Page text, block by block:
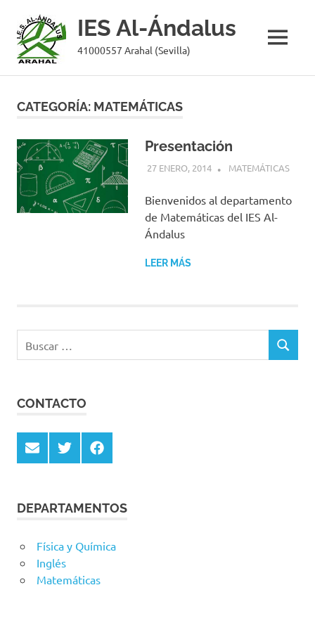
contenido
IES Al-Ándalus
41000557 Arahal (Sevilla) MENÚ
CATEGORÍA: MATEMÁTICAS
Presentación
27 ENERO, 2014 JASVAZQUEZ
MATEMÁTICAS
Bienvenidos al departamento
de Matemáticas del IES Al-
Ándalus
LEER MÁS
BUSCAR
CONTACTO
Email TwitterFacebook
DEPARTAMENTOS
Física y Química
Inglés
Matemáticas